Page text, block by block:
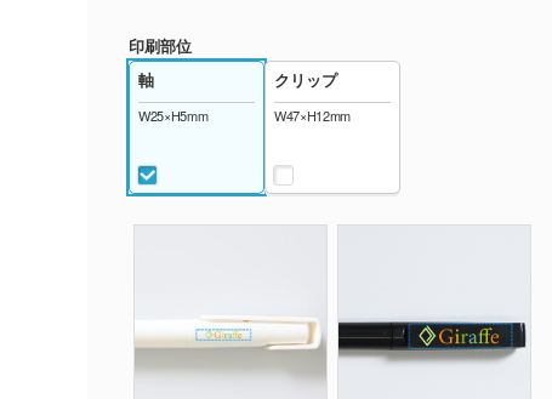
印刷部位
軸
W25×H5mm
クリップ
W47×H12mm